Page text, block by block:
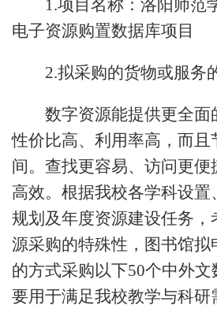
1.项目名称：洛阳师范
电子资源购置数据库项目
2.拟采购的货物或服务
数字资源能提供更全面
性价比高、利用率高，而且
间。查找更容易、访问更便
高效。根据我校各学科设置
规划及年度资源建设任务，
源采购的特殊性，图书馆拟
的方式采购以下50个中外
要用于满足我校教学与科研